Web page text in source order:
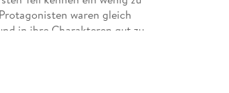
nahm, was ich sehr
gewesen wäre. Ich glaube
waren gleich
in ihre Charakteren gut zu